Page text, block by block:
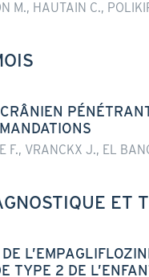
M., HAUTAIN C.,
F., VRANCKX J., EL
ET
TYPE 2 DE